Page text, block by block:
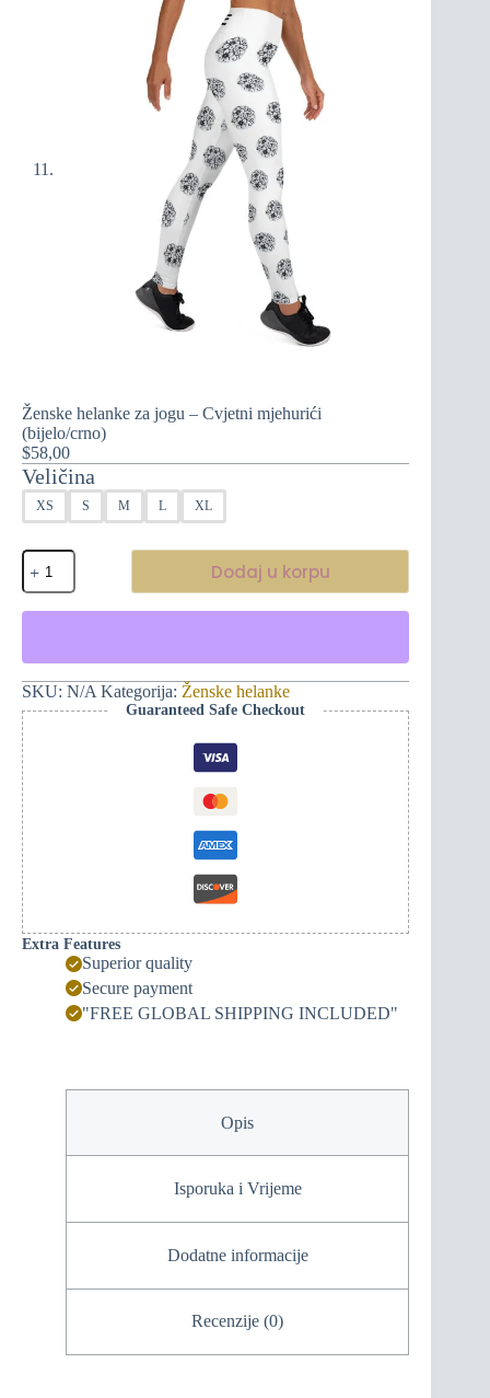
Ženske helanke za jogu – Cvjetni mjehurići
(bijelo/crno)
$58,00
Veličina
XS S M L XL
Ženske
helanke
za
jogu
mjehurići
(bijelo/crno)
Dodaj u korpu
SKU: N/A Kategorija: Ženske helanke
Guaranteed Safe Checkout
Extra Features
Superior quality
Secure payment
"FREE GLOBAL SHIPPING INCLUDED"
Opis
Isporuka i Vrijeme
Dodatne informacije
Recenzije (0)